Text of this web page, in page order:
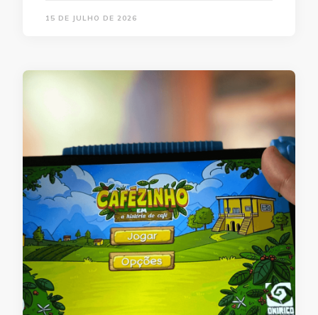
15 DE JULHO DE 2026